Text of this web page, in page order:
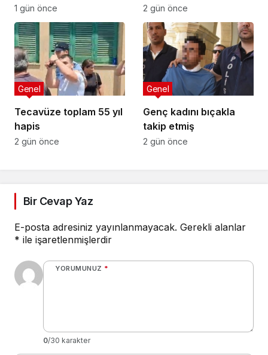
temizlik
1 gün önce 2 gün önce
Tecavüze toplam 55 yıl
hapis
Genel
2 gün önce
Genç kadını bıçakla
takip etmiş
Genel
2 gün önce
Bir Cevap Yaz
E-posta adresiniz yayınlanmayacak. Gerekli alanlar
* ile işaretlenmişlerdir
YORUMUNUZ *
0/30 karakter